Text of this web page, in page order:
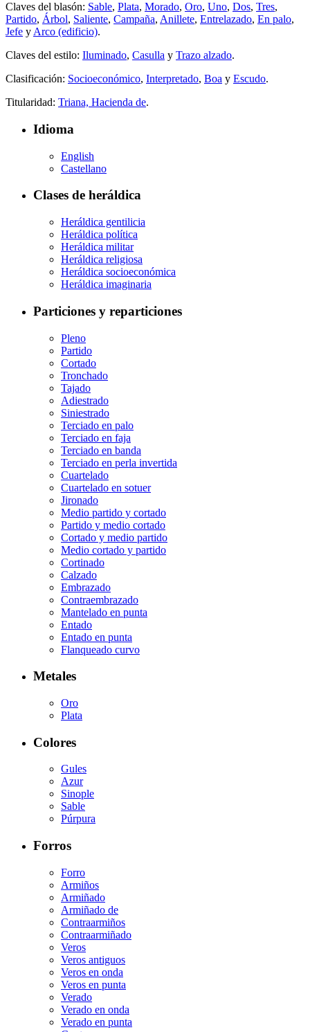
Claves del blasón: Sable, Plata, Morado, Oro, Uno, Dos, Tres,
Partido, Árbol, Saliente, Campaña, Anillete, Entrelazado, En palo,
Jefe y Arco (edificio).
Claves del estilo: Iluminado, Casulla y Trazo alzado.
Clasificación: Socioeconómico, Interpretado, Boa y Escudo.
Titularidad: Triana, Hacienda de.
Idioma
English
Castellano
Clases de heráldica
Heráldica gentilicia
Heráldica política
Heráldica militar
Heráldica religiosa
Heráldica socioeconómica
Heráldica imaginaria
Particiones y reparticiones
Pleno
Partido
Cortado
Tronchado
Tajado
Adiestrado
Siniestrado
Terciado en palo
Terciado en faja
Terciado en banda
Terciado en perla invertida
Cuartelado
Cuartelado en sotuer
Jironado
Medio partido y cortado
Partido y medio cortado
Cortado y medio partido
Medio cortado y partido
Cortinado
Calzado
Embrazado
Contraembrazado
Mantelado en punta
Entado
Entado en punta
Flanqueado curvo
Metales
Oro
Plata
Colores
Gules
Azur
Sinople
Sable
Púrpura
Forros
Forro
Armiños
Armiñado
Armiñado de
Contraarmiños
Contraarmiñado
Veros
Veros antiguos
Veros en onda
Veros en punta
Verado
Verado en onda
Verado en punta